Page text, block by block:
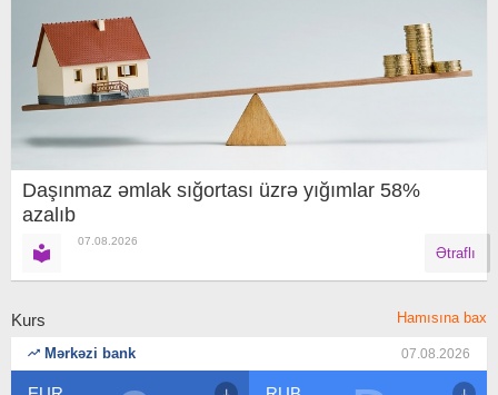
Daşınmaz əmlak sığortası üzrə yığımlar 58%
azalıb
07.08.2026
Ətraflı
Kurs Hamısına bax
Mərkəzi bank 07.08.2026